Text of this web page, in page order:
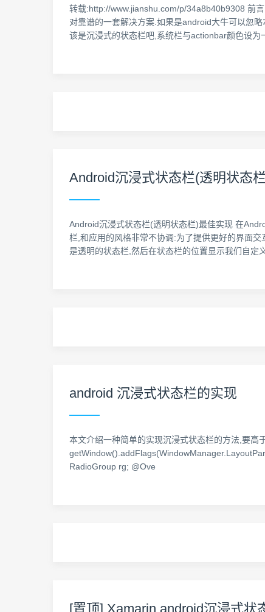
转载:http://www.jianshu.com/p/34a8b40b9308 前
对靠谱的一套解决方案.如果是android大牛可以忽
该是沉浸式的状态栏吧,系统栏与actionbar颜色设
Android沉浸式状态栏(透明状态
Android沉浸式状态栏(透明状态栏)最佳实现 在
栏,和应用的风格非常不协调:为了提供更好的界面
是透明的状态栏,然后在状态栏的位置显示我们自
android 沉浸式状态栏的实现
本文介绍一种简单的实现沉浸式状态栏的方法,要
RadioGroup rg; @Ove
[置顶] Xamarin android沉浸式状